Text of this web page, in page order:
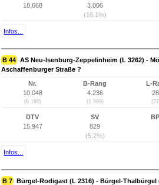
18.668
3.006
(16,1%)
Infos...
B 44 AS Neu-Isenburg-Zeppelinheim (L 3262) -
Aschaffenburger Straße ?
Nr.
10.048
(6.190)
B-Rang
4.236
(1.899)
L-
DTV
15.947
SV
829
(5,2%)
Infos...
B 7 Bürgel-Rodigast (L 2316) - Bürgel-Thalbürgel